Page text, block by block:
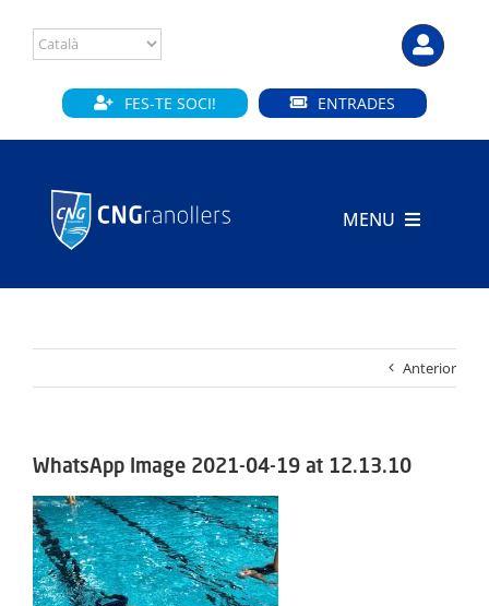
content
FES-TE SOCI! ENTRADES
MENU
SECCIONS
ACTIVITATS
SERVEIS
Anterior
WhatsApp Image 2021-04-19 at 12.13.10